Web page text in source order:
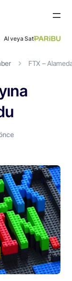
-1.40% ADA$0,21
Al veya Sat
FTX –